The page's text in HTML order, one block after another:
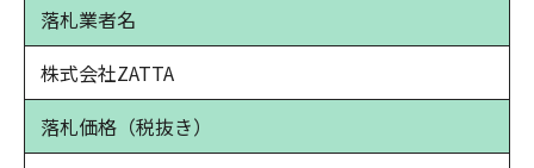
落札業者名
株式会社ZATTA
落札価格（税抜き）